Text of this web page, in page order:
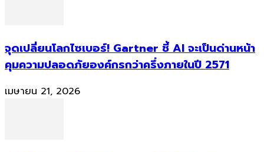
จุดเปลี่ยนโลกไซเบอร์! Gartner ชี้ AI จะเป็นด่านหน้า
คุมความปลอดภัยองค์กรกว่าครึ่งภายในปี 2571
เมษายน 21, 2026